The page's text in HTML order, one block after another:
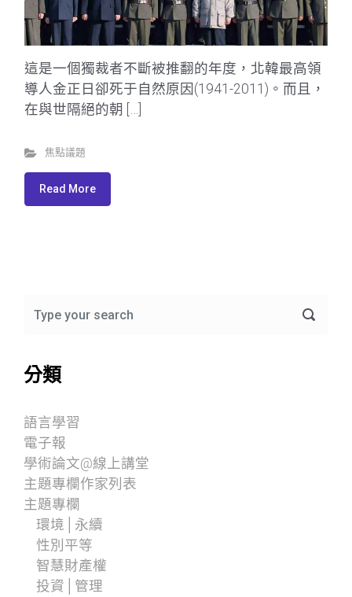
這是一個獨裁者不斷被推翻的年度，北韓最高領
導人金正日卻死于自然原因(1941-2011)。而且，
在與世隔絕的朝 […]
焦點議題
Read More
分類
語言學習
電子報
學術論文@線上講堂
主題專欄作家列表
主題專欄
環境│永續
性別平等
智慧財產權
投資│管理